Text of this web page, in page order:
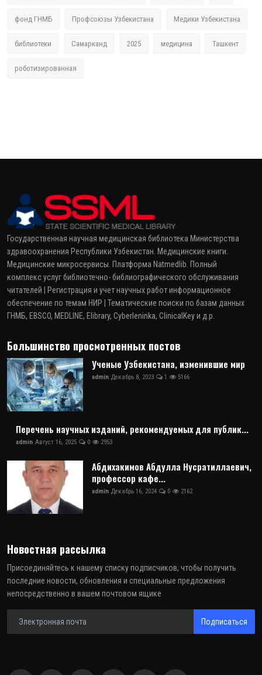
фонд ГНМБ Профсоюзы Узбекистана Медики Узбекистана
библиотеки Самарканд 2025 медицина Ташкент
роботизированная
Государственная научная медицинская библиотека Министерства
здравоохранения Республики Узбекистан. Медицинские книги.
Медицинские микросервисы. Платформа Natmedlib. Полный
комплекс услуг библиотечно- библиографического обслуживания
читателей | Регистрация и учет научных работ информационное
обеспечение по темам НИР | Тематические поиски по базам данных
ГНМБ, EBSCO, MEDLINE, Elibrary, Cyberleninka, ClinicalKey и д.р.
Большинство просмотренных постов
Ученые Узбекистана, изменившие мир
admin Декабрь 8, 2023 1 5166
Перечень научных изданий, рекомендуемых для публик...
admin Август 16, 2025 0 2953
Абдихакимов Абдулла Нусратиллаевич,
профессор кафе...
admin Декабрь 16, 2024 0 2162
Новостная рассылка
Присоединяйтесь к нашему списку подписчиков, чтобы получить
последние новости, обновления и специальные предложения
непосредственно в вашем почтовом ящике
Подписаться